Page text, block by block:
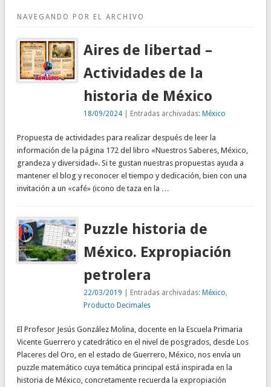
NAVEGANDO POR EL ARCHIVO
Aires de libertad –
Actividades de la
historia de México
18/09/2024 | Entradas archivadas:México
Propuesta de actividades para realizar después de leer la
información de la página 172 del libro «Nuestros Saberes, México,
grandeza y diversidad». Si te gustan nuestras propuestas ayuda a
mantener el blog y reconocer el tiempo y dedicación, bien con una
invitación a un «café» (icono de taza en la …
Puzzle historia de
México. Expropiación
petrolera
22/03/2019 | Entradas archivadas:México
Producto Decimales
El Profesor Jesús González Molina, docente en la Escuela Primaria
Vicente Guerrero y catedrático en el nivel de posgrados, desde Los
Placeres del Oro, en el estado de Guerrero, México, nos envía un
puzzle matemático cuya temática principal está inspirada en la
historia de México, concretamente recuerda la expropiación